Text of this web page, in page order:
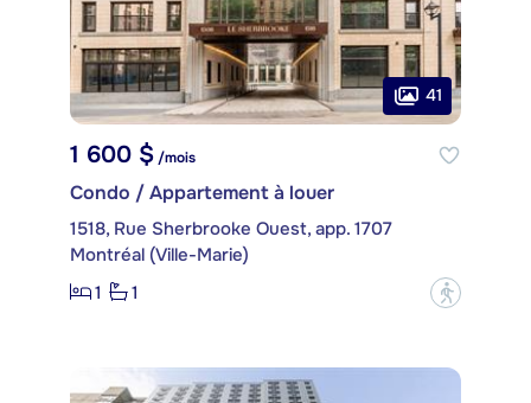
41
1 600 $ /mois
Condo / Appartement à louer
1518, Rue Sherbrooke Ouest, app. 1707
Montréal (Ville-Marie)
1
1 ?